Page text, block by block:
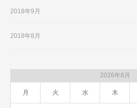
2018年9月
2018年8月
2026年8月
月 火 水 木